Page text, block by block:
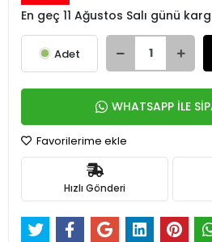
En geç 11 Ağustos Salı günü
Adet
WHATSAPP İLE
Favorilerime ekle
Hızlı Gönderi